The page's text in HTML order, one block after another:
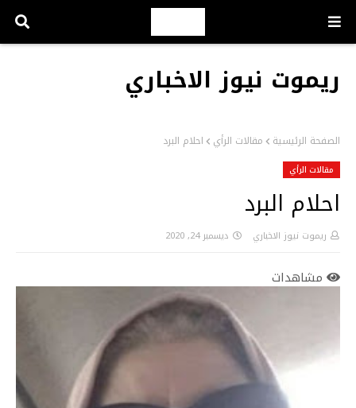
ريموت نيوز الاخباري
الصفحة الرئيسية مقالات الرأي احلام البرد
مقالات الرأي
احلام البرد
ريموت نيوز الاخباري ديسمبر 24, 2020
مشاهدات